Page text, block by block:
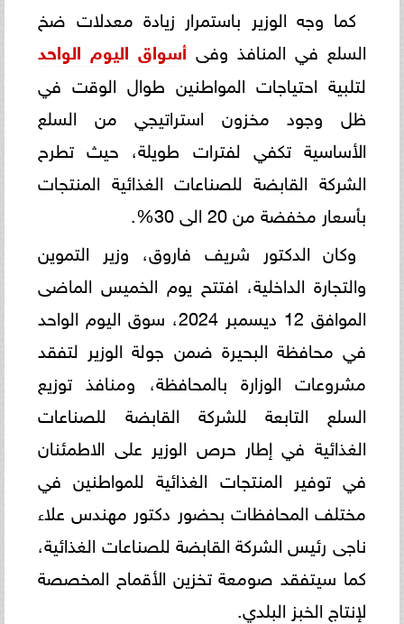
كما وجه الوزير باستمرار زيادة معدلات ضخ
السلع في المنافذ وفى أسواق اليوم الواحد
لتلبية احتياجات المواطنين طوال الوقت في
ظل وجود مخزون استراتيجي من السلع
الأساسية تكفي لفترات طويلة، حيث تطرح
الشركة القابضة للصناعات الغذائية المنتجات
بأسعار مخفضة من 20 الى 30%.
وكان الدكتور شريف فاروق، وزير التموين
والتجارة الداخلية، افتتح يوم الخميس الماضى
الموافق 12 ديسمبر 2024، سوق اليوم الواحد
في محافظة البحيرة ضمن جولة الوزير لتفقد
مشروعات الوزارة بالمحافظة، ومنافذ توزيع
السلع التابعة للشركة القابضة للصناعات
الغذائية في إطار حرص الوزير على الاطمئنان
في توفير المنتجات الغذائية للمواطنين في
مختلف المحافظات بحضور دكتور مهندس علاء
ناجى رئيس الشركة القابضة للصناعات الغذائية،
كما سيتفقد صومعة تخزين الأقماح المخصصة
لإنتاج الخبز البلدي.